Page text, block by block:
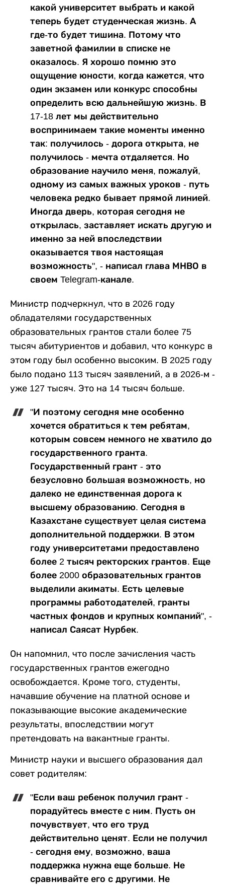
какой университет выбрать и какой
теперь будет студенческая жизнь. А
где-то будет тишина. Потому что
заветной фамилии в списке не
оказалось. Я хорошо помню это
ощущение юности, когда кажется, что
один экзамен или конкурс способны
определить всю дальнейшую жизнь. В
17-18 лет мы действительно
воспринимаем такие моменты именно
так: получилось - дорога открыта, не
получилось - мечта отдаляется. Но
образование научило меня, пожалуй,
одному из самых важных уроков - путь
человека редко бывает прямой линией.
Иногда дверь, которая сегодня не
открылась, заставляет искать другую и
именно за ней впоследствии
оказывается твоя настоящая
возможность", - написал глава МНВО в
своем Telegram-канале.
Министр подчеркнул, что в 2026 году
обладателями государственных
образовательных грантов стали более 75
тысяч абитуриентов и добавил, что конкурс в
этом году был особенно высоким. В 2025 году
было подано 113 тысяч заявлений, а в 2026-м -
уже 127 тысяч. Это на 14 тысяч больше.
"И поэтому сегодня мне особенно
хочется обратиться к тем ребятам,
которым совсем немного не хватило до
государственного гранта.
Государственный грант - это
безусловно большая возможность, но
далеко не единственная дорога к
высшему образованию. Сегодня в
Казахстане существует целая система
дополнительной поддержки. В этом
году университетами предоставлено
более 2 тысяч ректорских грантов. Еще
более 2000 образовательных грантов
выделили акиматы. Есть целевые
программы работодателей, гранты
частных фондов и крупных компаний", -
написал Саясат Нурбек.
Он напомнил, что после зачисления часть
государственных грантов ежегодно
освобождается. Кроме того, студенты,
начавшие обучение на платной основе и
показывающие высокие академические
результаты, впоследствии могут
претендовать на вакантные гранты.
Министр науки и высшего образования дал
совет родителям:
"Если ваш ребенок получил грант -
порадуйтесь вместе с ним. Пусть он
почувствует, что его труд
действительно ценят. Если не получил
- сегодня ему, возможно, ваша
поддержка нужна еще больше. Не
сравнивайте его с другими. Не